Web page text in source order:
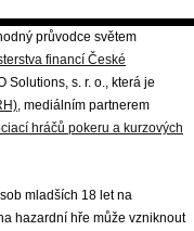
průvodce světem
financí České
Solutions, s. r. o., která je
, mediálním partnerem
hráčů pokeru a kurzových
mladších 18 let na
hazardní hře může vzniknout